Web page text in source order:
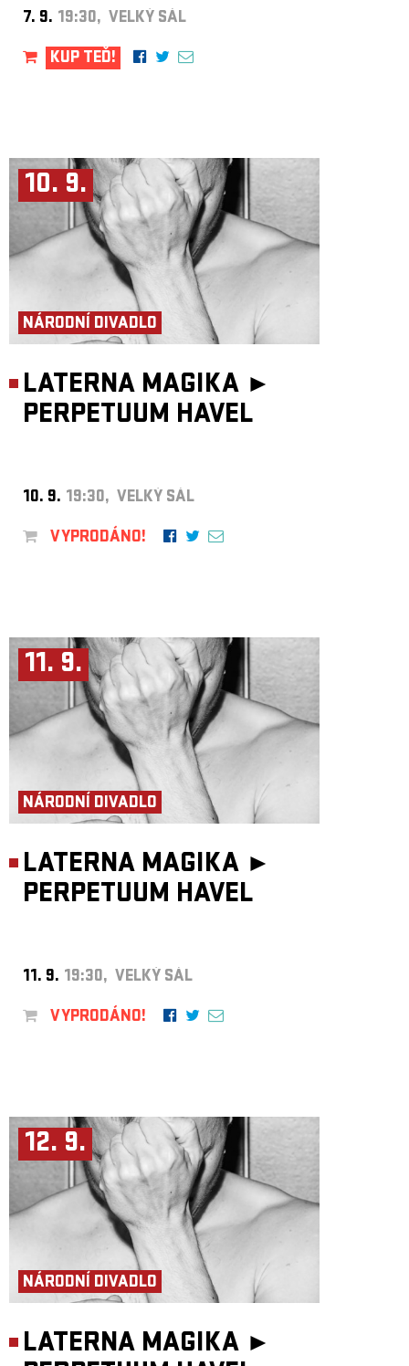
7. 9. 19:30, VELKÝ SÁL
KUP TEĎ!
10. 9.
NÁRODNÍ DIVADLO
LATERNA MAGIKA ►
PERPETUUM HAVEL
10. 9. 19:30, VELKÝ SÁL
VYPRODÁNO!
11. 9.
NÁRODNÍ DIVADLO
LATERNA MAGIKA ►
PERPETUUM HAVEL
11. 9. 19:30, VELKÝ SÁL
VYPRODÁNO!
12. 9.
NÁRODNÍ DIVADLO
LATERNA MAGIKA ►